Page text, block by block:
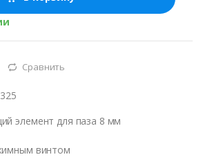
Сравнить
элемент для паза 8 мм
винтом